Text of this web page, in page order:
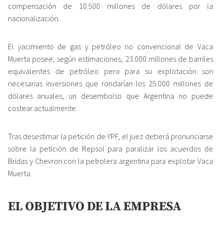
compensación de 10.500 millones de dólares por la
nacionalización.
El yacimiento de gas y petróleo no convencional de Vaca
Muerta posee, según estimaciones, 23.000 millones de barriles
equivalentes de petróleo pero para su explotación son
necesarias inversiones que rondarían los 25.000 millones de
dólares anuales, un desembolso que Argentina no puede
costear actualmente.
Tras desestimar la petición de YPF, el juez deberá pronunciarse
sobre la petición de Repsol para paralizar los acuerdos de
Bridas y Chevron con la petrolera argentina para explotar Vaca
Muerta.
EL OBJETIVO DE LA EMPRESA